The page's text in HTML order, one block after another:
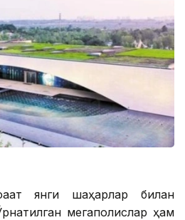
янги шаҳарлар билан
мегаполислар ҳам